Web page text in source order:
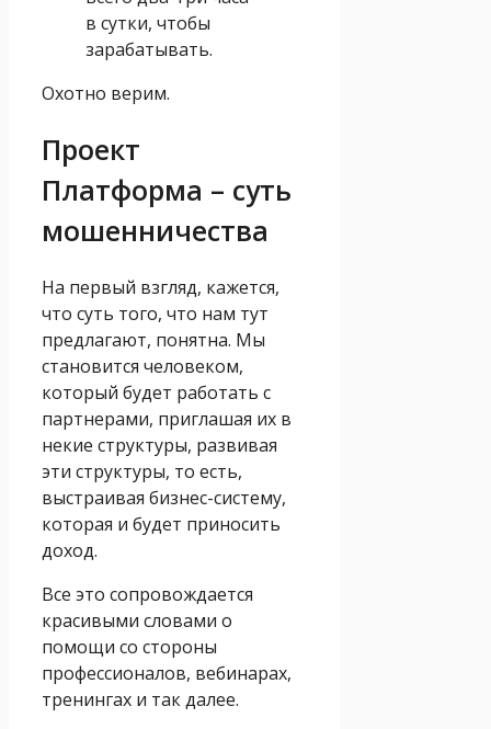
в сутки, чтобы
зарабатывать.
Охотно верим.
Проект
Платформа – суть
мошенничества
На первый взгляд, кажется,
что суть того, что нам тут
предлагают, понятна. Мы
становится человеком,
который будет работать с
партнерами, приглашая их в
некие структуры, развивая
эти структуры, то есть,
выстраивая бизнес-систему,
которая и будет приносить
доход.
Все это сопровождается
красивыми словами о
помощи со стороны
профессионалов, вебинарах,
тренингах и так далее.